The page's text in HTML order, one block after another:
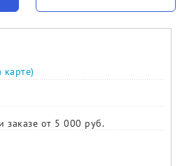
карте)
заказе от 5 000 руб.